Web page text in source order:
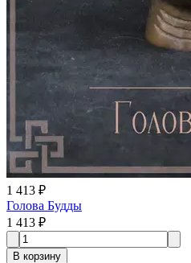
1 413 ₽
Голова Будды
1 413 ₽
В корзину